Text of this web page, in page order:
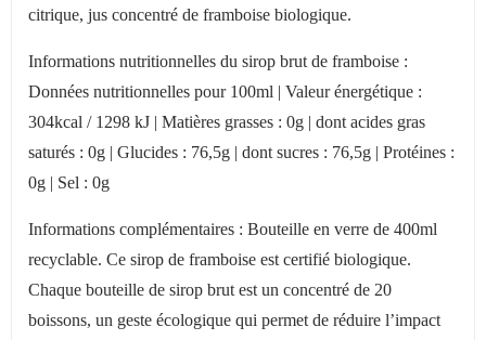
citrique, jus concentré de framboise biologique.
Informations nutritionnelles du sirop brut de framboise :
Données nutritionnelles pour 100ml | Valeur énergétique :
304kcal / 1298 kJ | Matières grasses : 0g | dont acides gras
saturés : 0g | Glucides : 76,5g | dont sucres : 76,5g | Protéines :
0g | Sel : 0g
Informations complémentaires : Bouteille en verre de 400ml
recyclable. Ce sirop de framboise est certifié biologique.
Chaque bouteille de sirop brut est un concentré de 20
boissons, un geste écologique qui permet de réduire l’impact